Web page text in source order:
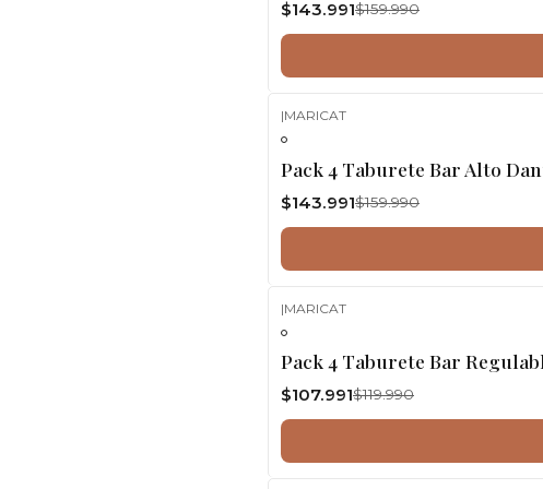
$143.991$159.990
|MARICAT
Pack 4 Taburete Bar Alto
$143.991$159.990
|MARICAT
Pack 4 Taburete Bar
$107.991$119.990